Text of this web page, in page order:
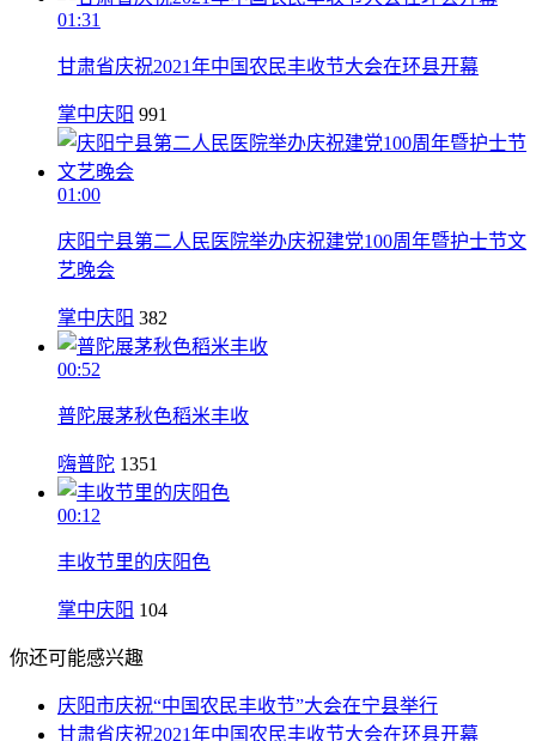
01:31
甘肃省庆祝2021年中国农民丰收节大会在环县开幕
掌中庆阳 991
01:00
庆阳宁县第二人民医院举办庆祝建党100周年暨护士节文
艺晚会
掌中庆阳 382
00:52
普陀展茅秋色稻米丰收
嗨普陀 1351
00:12
丰收节里的庆阳色
掌中庆阳 104
你还可能感兴趣
庆阳市庆祝“中国农民丰收节”大会在宁县举行
甘肃省庆祝2021年中国农民丰收节大会在环县开幕